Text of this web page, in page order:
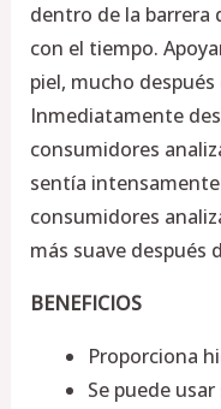
dentro de la barrera
con el tiempo.
piel, mucho
Inmediatamente
consumidores
sentía
consumidores
más suave después
BENEFICIOS
Proporciona
Se puede